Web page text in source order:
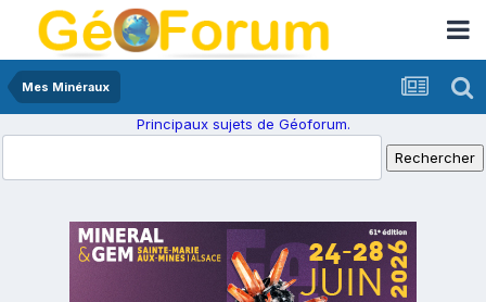
Mes Minéraux
Principaux sujets de Géoforum.